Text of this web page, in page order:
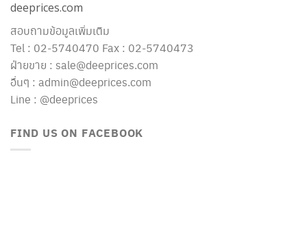
deeprices.com
สอบถามข้อมูลเพิ่มเติม
Tel : 02-5740470 Fax : 02-5740473
ฝ่ายขาย : sale@deeprices.com
อื่นๆ : admin@deeprices.com
Line : @deeprices
FIND US ON FACEBOOK